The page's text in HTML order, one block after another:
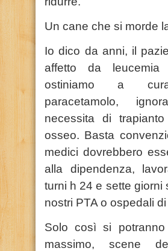
Un cane che si morde
Io dico da anni, il
affetto da
ostiniamo a
paracetamolo,
necessita di
osseo. Basta
medici dovrebbero
alla dipendenza,
turni h 24 e sette giorni
nostri PTA o ospedali
Solo così si
massimo, scene